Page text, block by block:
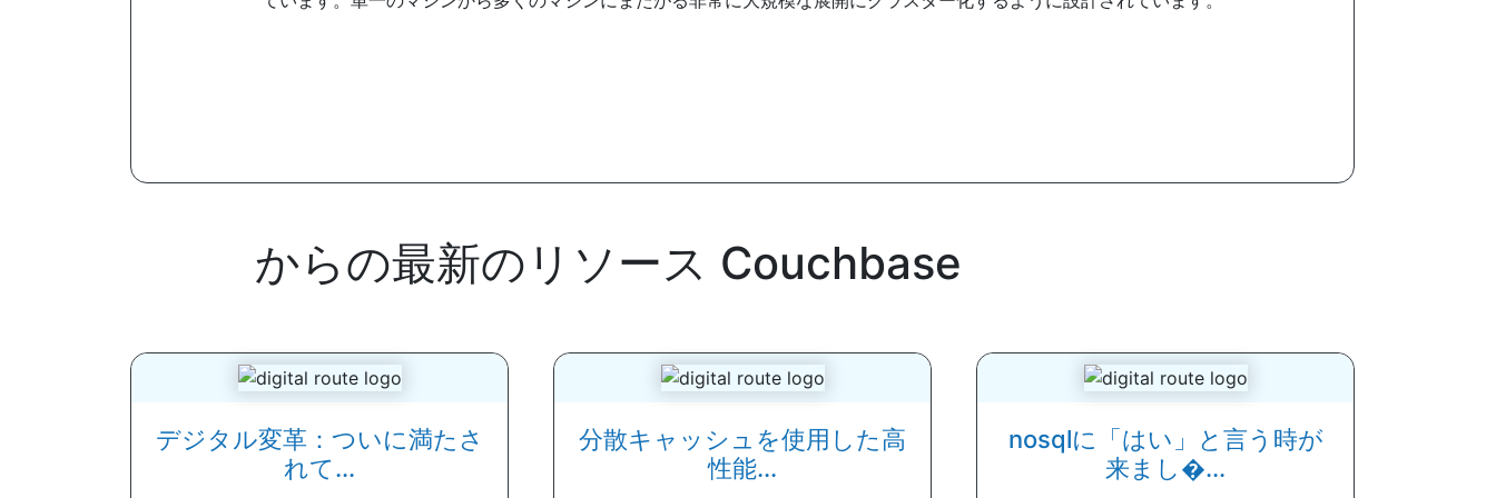
からの最新のリソース Couchbase
デジタル変革：ついに満たさ
れて...
分散キャッシュを使用した高
性能...
nosqlに「はい」と言う時が
来まし�...